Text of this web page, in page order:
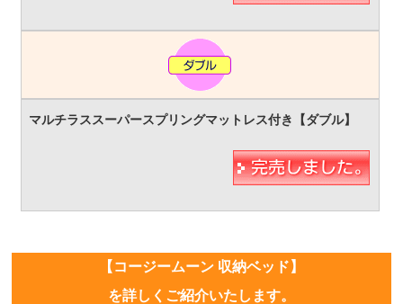
【コージームーン 収納ベッド】
を詳しくご紹介いたします。